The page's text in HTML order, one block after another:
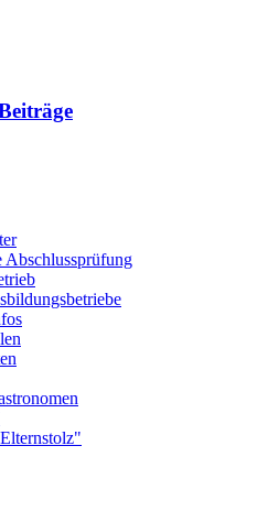
Abschlussprüfung